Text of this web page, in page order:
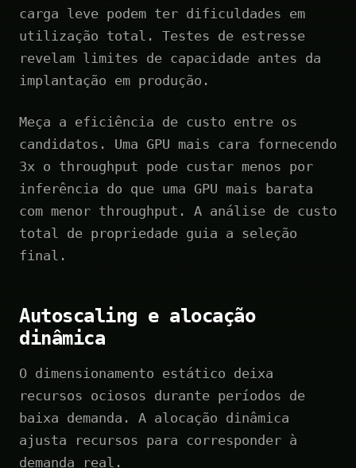
carga leve podem ter dificuldades em
utilização total. Testes de estresse
revelam limites de capacidade antes da
implantação em produção.
Meça a eficiência de custo entre os
candidatos. Uma GPU mais cara fornecendo
3x o throughput pode custar menos por
inferência do que uma GPU mais barata
com menor throughput. A análise de custo
total de propriedade guia a seleção
final.
Autoscaling e alocação
dinâmica
O dimensionamento estático deixa
recursos ociosos durante períodos de
baixa demanda. A alocação dinâmica
ajusta recursos para corresponder à
demanda real.